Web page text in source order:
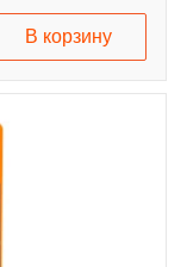
В корзину